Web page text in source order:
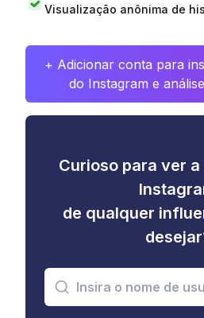
Visualização anônima de
+ Adicionar conta para
do Instagram e
Curioso para ver
de qualquer